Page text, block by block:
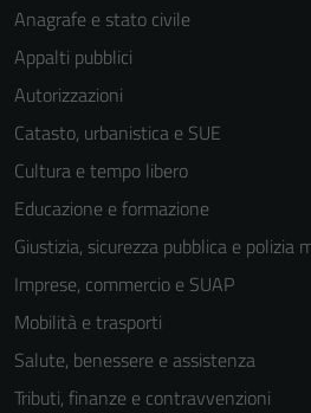
Anagrafe e stato civile
Appalti pubblici
Autorizzazioni
Catasto, urbanistica e SUE
Cultura e tempo libero
Educazione e formazione
Giustizia, sicurezza pubblica e polizia
Imprese, commercio e SUAP
Mobilità e trasporti
Salute, benessere e assistenza
Tributi, finanze e contravvenzioni